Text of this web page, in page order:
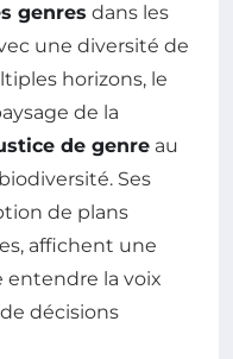
genres dans les
une diversité de
horizons, le
de la
de genre au
Ses
de plans
affichent une
entendre la voix
décisions